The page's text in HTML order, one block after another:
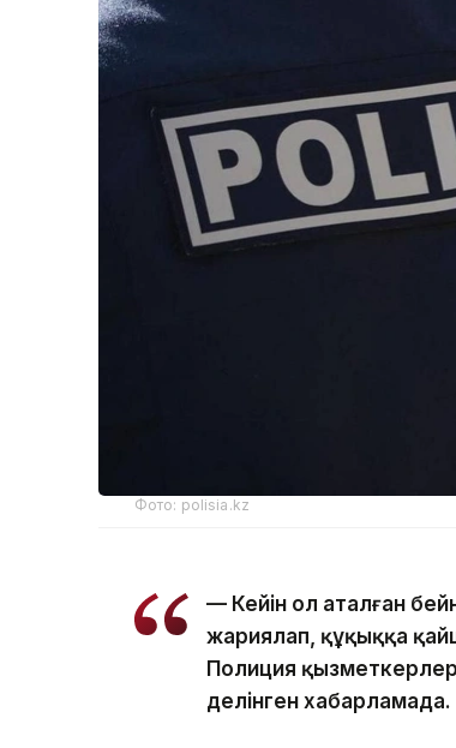
Фото: polisia.kz
— Кейін ол аталған
жариялап, құқыққа
Полиция
делінген хабарламада.